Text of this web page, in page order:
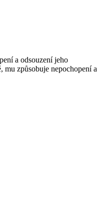
a odsouzení jeho
způsobuje nepochopení a